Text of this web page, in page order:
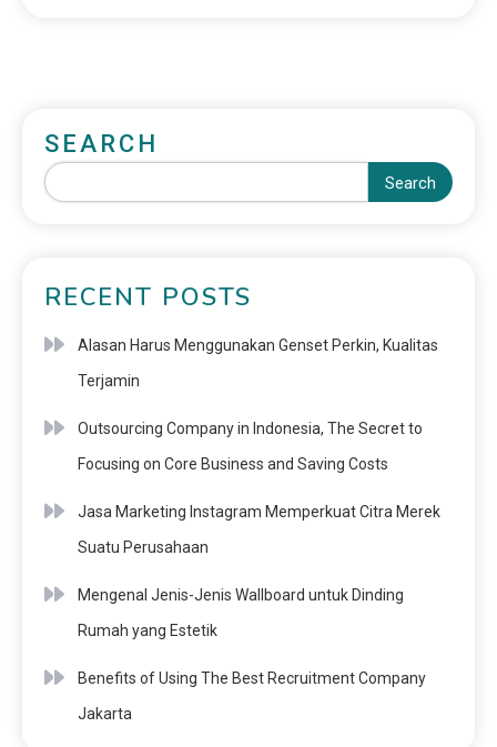
SEARCH
Search
RECENT POSTS
Alasan Harus Menggunakan Genset Perkin, Kualitas
Terjamin
Outsourcing Company in Indonesia, The Secret to
Focusing on Core Business and Saving Costs
Jasa Marketing Instagram Memperkuat Citra Merek
Suatu Perusahaan
Mengenal Jenis-Jenis Wallboard untuk Dinding
Rumah yang Estetik
Benefits of Using The Best Recruitment Company
Jakarta